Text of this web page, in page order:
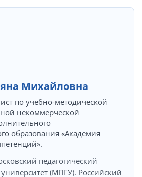
Михайловна
по учебно-методической
некоммерческой
образования «Академия
педагогический
(МПГУ). Российский